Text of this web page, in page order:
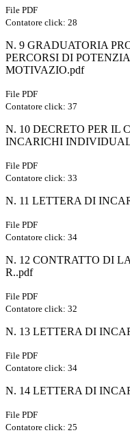
File PDF
Contatore click: 28
N. 9 GRADUATORIA
PERCORSI DI
MOTIVAZIO.pdf
File PDF
Contatore click: 37
N. 10 DECRETO PER IL
INCARICHI
File PDF
Contatore click: 33
N. 11 LETTERA DI
File PDF
Contatore click: 34
N. 12 CONTRATTO DI
R..pdf
File PDF
Contatore click: 32
N. 13 LETTERA DI
File PDF
Contatore click: 34
N. 14 LETTERA DI
File PDF
Contatore click: 25